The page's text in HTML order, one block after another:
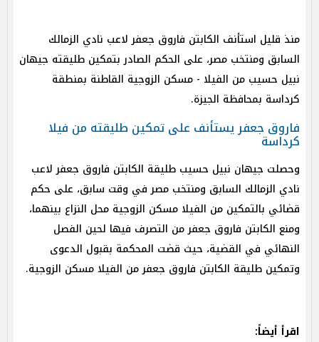
منذ قليل استأنف الكابتن فاروق جعفر لاعب نادي الزمالك
السابق ومنتخب مصر، على الحكم الصادر بتمكين طليقته جيهان
نبيل حسيب من الفيلا - مسكن الزوجية القاطنة بمنطقة
كرداسة بمحافظة الجيزة.
فاروق جعفر يستأنف على تمكين طليقته من فيلا
كرداسة
وحصلت جيهان نبيل حسيب طليقة الكابتن فاروق جعفر لاعب
نادي الزمالك السابق ومنتخب مصر في وقت سابق، على حكم
قضائي بالتمكين من الفيلا مسكن الزوجية محل النزاع بينهما،
ومنع الكابتن فاروق جعفر من التصرف فيها لحين الفصل
النهائي في القضية، حيث قضت المحكمة بقبول الدعوى
وتمكين طليقة الكابتن فاروق جعفر من الفيلا مسكن الزوجية.
اقرأ أيضاً: